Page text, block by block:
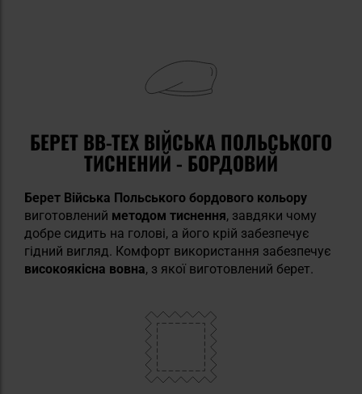
БЕРЕТ BB-TEX ВІЙСЬКА ПОЛЬСЬКОГО
ТИСНЕНИЙ - БОРДОВИЙ
Берет Війська Польського бордового кольору
виготовлений методом тиснення, завдяки чому
добре сидить на голові, а його крій забезпечує
гідний вигляд. Комфорт використання забезпечує
високоякісна вовна, з якої виготовлений берет.